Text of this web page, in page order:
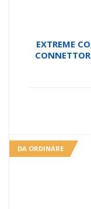
EXTREME
DA ORDINARE